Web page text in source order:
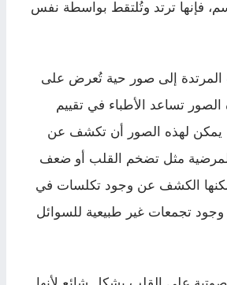
فإنها ترتد وتُلتقط بواسطة نفس
المرتدة إلى صور حية تُعرض على
تساعد الأطباء في تقييم
يمكن لهذه الصور أن تكشف عن
المرضية مثل تضخم القلب أو ضعف
الكشف عن وجود تكلسات في
وجود تجمعات غير طبيعية للسوائل